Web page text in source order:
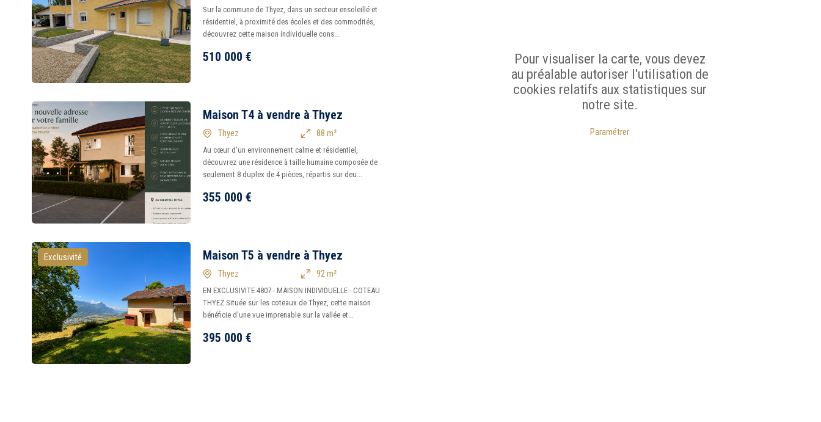
Pour visualiser la carte, vous devez
au préalable autoriser l'utilisation de
cookies relatifs aux statistiques sur
notre site.
Paramétrer
Sur la commune de Thyez, dans un secteur ensoleillé et
résidentiel, à proximité des écoles et des commodités,
découvrez cette maison individuelle cons...
510 000 €
Maison T4 à vendre à Thyez
Thyez 88 m²
Au cœur d'un environnement calme et résidentiel,
découvrez une résidence à taille humaine composée de
seulement 8 duplex de 4 pièces, répartis sur deu...
355 000 €
Exclusivité Maison T5 à vendre à Thyez
Thyez 92 m²
EN EXCLUSIVITE 4807 - MAISON INDIVIDUELLE - COTEAU
THYEZ Située sur les coteaux de Thyez, cette maison
bénéficie d'une vue imprenable sur la vallée et...
395 000 €